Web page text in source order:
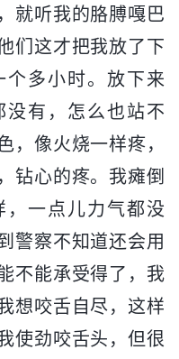
就听我的胳膊嘎巴
们这才把我放了下
多小时。放下来
有，怎么也站不
，像火烧一样疼，
钻心的疼。我瘫倒
一点儿力气都没
警察不知道还会用
不能承受得了，我
想咬舌自尽，这样
使劲咬舌头，但很